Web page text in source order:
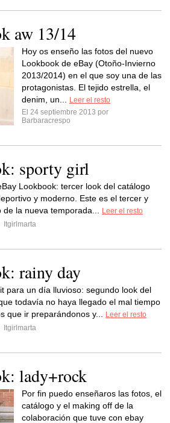
aw 13/14
Hoy os enseño las fotos del nuevo
Lookbook de eBay (Otoño-Invierno
2013/2014) en el que soy una de las
protagonistas. El tejido estrella, el
denim, un...
Leer el resto
El 24 septiembre 2013 por
Barbaracrespo
sporty girl
Lookbook: tercer look del catálogo
y moderno. Este es el tercer y
la nueva temporada...
Leer el resto
Itgirlmarta
rainy day
para un día lluvioso: segundo look del
todavía no haya llegado el mal tiempo
que ir preparándonos y...
Leer el resto
Itgirlmarta
lady+rock
Por fin puedo enseñaros las fotos, el
catálogo y el making off de la
colaboración que tuve con ebay